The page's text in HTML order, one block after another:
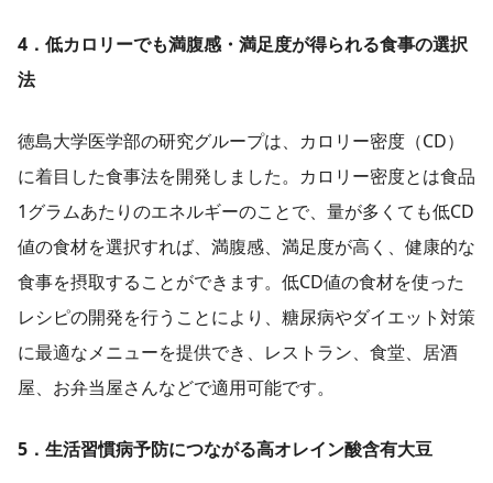
4．低カロリーでも満腹感・満足度が得られる食事の選択
法
徳島大学医学部の研究グループは、カロリー密度（CD）
に着目した食事法を開発しました。カロリー密度とは食品
1グラムあたりのエネルギーのことで、量が多くても低CD
値の食材を選択すれば、満腹感、満足度が高く、健康的な
食事を摂取することができます。低CD値の食材を使った
レシピの開発を行うことにより、糖尿病やダイエット対策
に最適なメニューを提供でき、レストラン、食堂、居酒
屋、お弁当屋さんなどで適用可能です。
5．生活習慣病予防につながる高オレイン酸含有大豆